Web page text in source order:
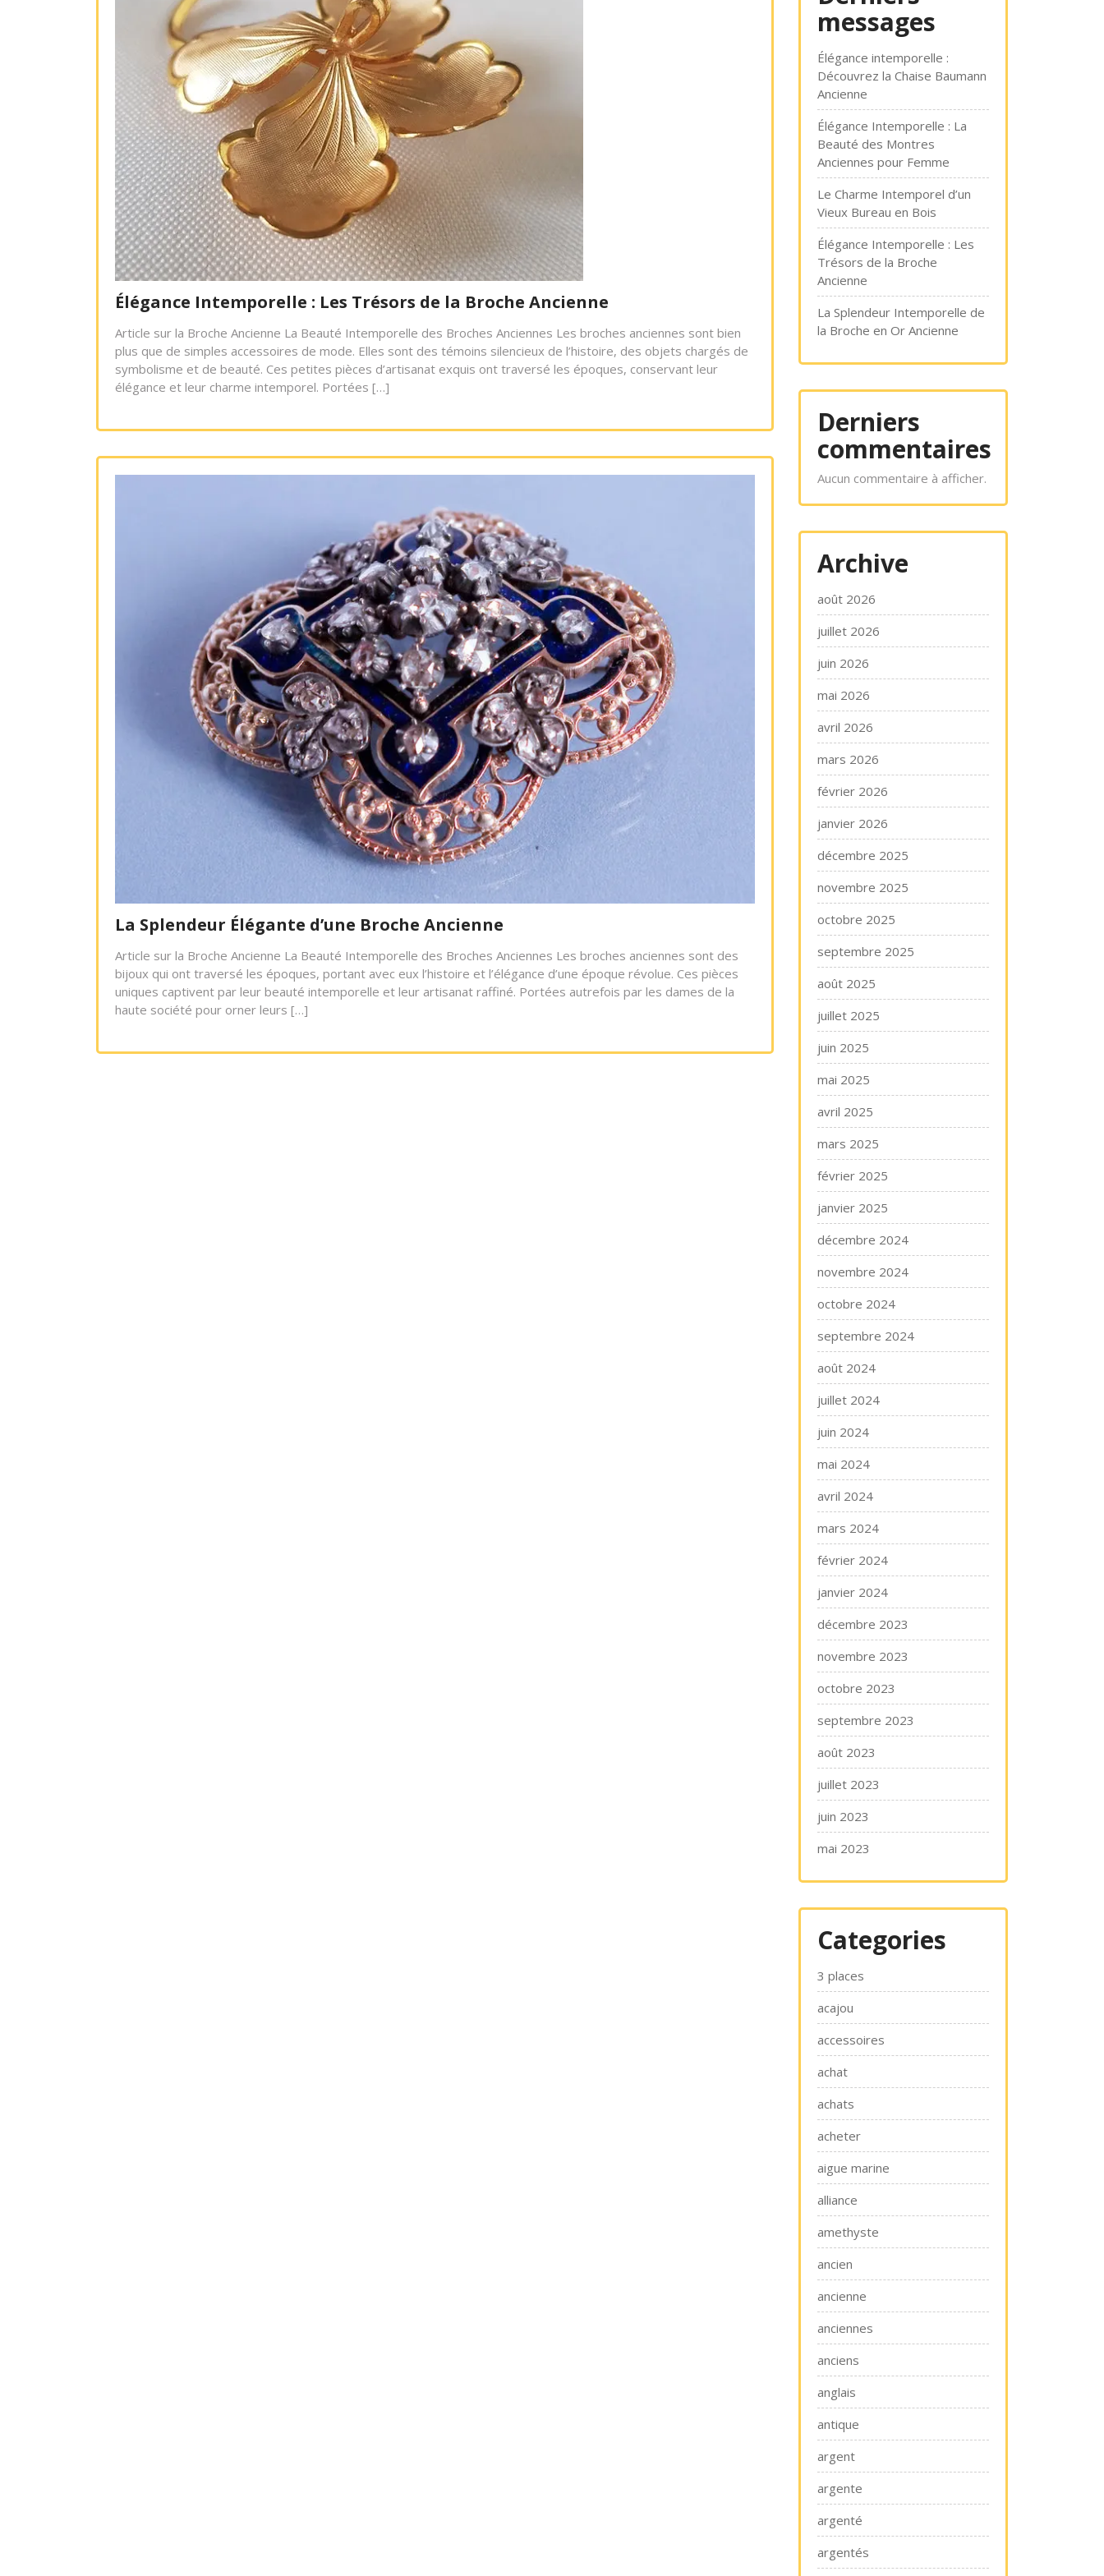
Élégance Intemporelle : Les Trésors de la Broche Ancienne
Article sur la Broche Ancienne La Beauté Intemporelle des Broches Anciennes Les broches anciennes sont bien
plus que de simples accessoires de mode. Elles sont des témoins silencieux de l’histoire, des objets chargés de
symbolisme et de beauté. Ces petites pièces d’artisanat exquis ont traversé les époques, conservant leur
élégance et leur charme intemporel. Portées […]
La Splendeur Élégante d’une Broche Ancienne
Article sur la Broche Ancienne La Beauté Intemporelle des Broches Anciennes Les broches anciennes sont des
bijoux qui ont traversé les époques, portant avec eux l’histoire et l’élégance d’une époque révolue. Ces pièces
uniques captivent par leur beauté intemporelle et leur artisanat raffiné. Portées autrefois par les dames de la
haute société pour orner leurs […]
messages
Élégance intemporelle :
Découvrez la Chaise Baumann
Ancienne
Élégance Intemporelle : La
Beauté des Montres
Anciennes pour Femme
Le Charme Intemporel d’un
Vieux Bureau en Bois
Élégance Intemporelle : Les
Trésors de la Broche
Ancienne
La Splendeur Intemporelle de
la Broche en Or Ancienne
Derniers
commentaires
Aucun commentaire à afficher.
Archive
août 2026
juillet 2026
juin 2026
mai 2026
avril 2026
mars 2026
février 2026
janvier 2026
décembre 2025
novembre 2025
octobre 2025
septembre 2025
août 2025
juillet 2025
juin 2025
mai 2025
avril 2025
mars 2025
février 2025
janvier 2025
décembre 2024
novembre 2024
octobre 2024
septembre 2024
août 2024
juillet 2024
juin 2024
mai 2024
avril 2024
mars 2024
février 2024
janvier 2024
décembre 2023
novembre 2023
octobre 2023
septembre 2023
août 2023
juillet 2023
juin 2023
mai 2023
Categories
3 places
acajou
accessoires
achat
achats
acheter
aigue marine
alliance
amethyste
ancien
ancienne
anciennes
anciens
anglais
antique
argent
argente
argenté
argentés